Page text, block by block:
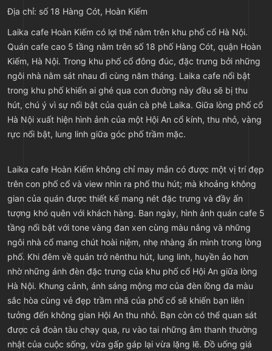
Địa chỉ: số 18 Hàng Cót, Hoàn Kiếm
Laika cafe Hoàn Kiếm có lợi thế nằm trên khu phố cổ Hà Nội.
Quán cafe cao 5 tầng nằm trên số 18 phố Hàng Cót, quận Hoàn
Kiếm, Hà Nội. Trong khu phố cổ đông đúc, đặc trưng bởi những
ngôi nhà nằm sát nhau đi cùng năm tháng. Laika cafe nổi bật
trong khu phố khiến ai ghé qua con đường này đều sẽ bị thu
hút, chú ý vì sự nổi bật của quán cà phê Laika. Giữa lòng phố cổ
Hà Nội xuất hiện hình ảnh của một Hội An cổ kính, thu nhỏ, vàng
rực nổi bật, lung linh giữa góc phố trầm mặc.
Laika cafe Hoàn Kiếm không chỉ may mắn có được một vị trí đẹp
trên con phố cổ và view nhìn ra phố thu hút; mà khoảng không
gian của quán được thiết kế mang nét đặc trưng và đầy ấn
tượng khó quên với khách hàng. Ban ngày, hình ảnh quán cafe 5
tầng nổi bật với tone vàng đan xen cùng màu nắng và những
ngôi nhà cổ mang chút hoài niệm, nhẹ nhàng ẩn mình trong lòng
phố. Khi đêm về quán trở nênthu hút, lung linh, huyền ảo hơn
nhờ những ánh đèn đặc trưng của khu phố cổ Hội An giữa lòng
Hà Nội. Khung cảnh, ánh sáng mộng mơ của đèn lồng đa màu
sắc hòa cùng vẻ đẹp trầm nhã của phố cổ sẽ khiến bạn liên
tưởng đến không gian Hội An thu nhỏ. Bạn còn có thể quan sát
được cả đoàn tàu chạy qua, ru vào tai những âm thanh thường
nhật của cuộc sống, vừa gấp gáp lại vừa lặng lẽ. Đồ uống giá